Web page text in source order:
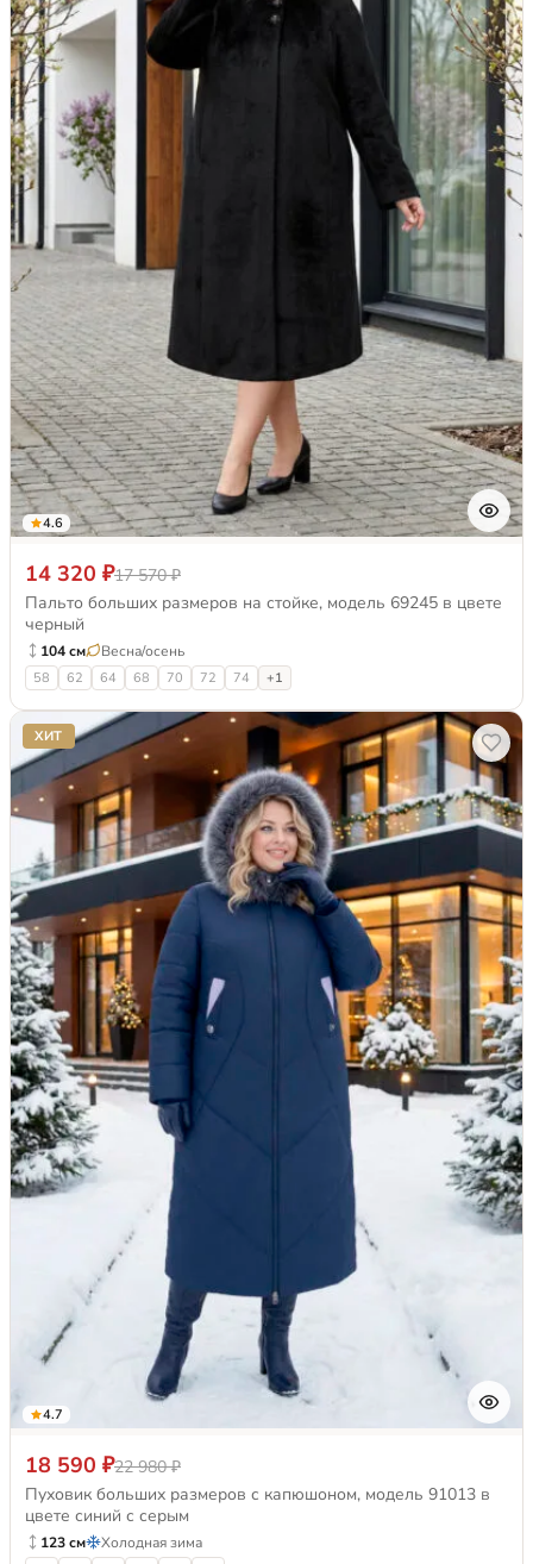
4.6
14 320 ₽17 570 ₽
Пальто больших размеров на стойке, модель 69245 в цвете
черный
104 см Весна/осень
58 62 64 68 70 72 74 +1
ХИТ
4.7
18 590 ₽22 980 ₽
Пуховик больших размеров с капюшоном, модель 91013 в
цвете синий с серым
123 см Холодная зима